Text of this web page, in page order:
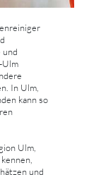
und
Ulm
In Ulm,
kann so
Ulm,
und